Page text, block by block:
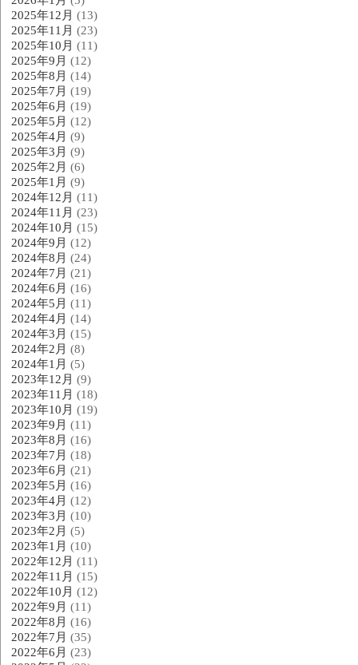
2025年12月 (13)
2025年11月 (23)
2025年10月 (11)
2025年9月 (12)
2025年8月 (14)
2025年7月 (19)
2025年6月 (19)
2025年5月 (12)
2025年4月 (9)
2025年3月 (9)
2025年2月 (6)
2025年1月 (9)
2024年12月 (11)
2024年11月 (23)
2024年10月 (15)
2024年9月 (12)
2024年8月 (24)
2024年7月 (21)
2024年6月 (16)
2024年5月 (11)
2024年4月 (14)
2024年3月 (15)
2024年2月 (8)
2024年1月 (5)
2023年12月 (9)
2023年11月 (18)
2023年10月 (19)
2023年9月 (11)
2023年8月 (16)
2023年7月 (18)
2023年6月 (21)
2023年5月 (16)
2023年4月 (12)
2023年3月 (10)
2023年2月 (5)
2023年1月 (10)
2022年12月 (11)
2022年11月 (15)
2022年10月 (12)
2022年9月 (11)
2022年8月 (16)
2022年7月 (35)
2022年6月 (23)